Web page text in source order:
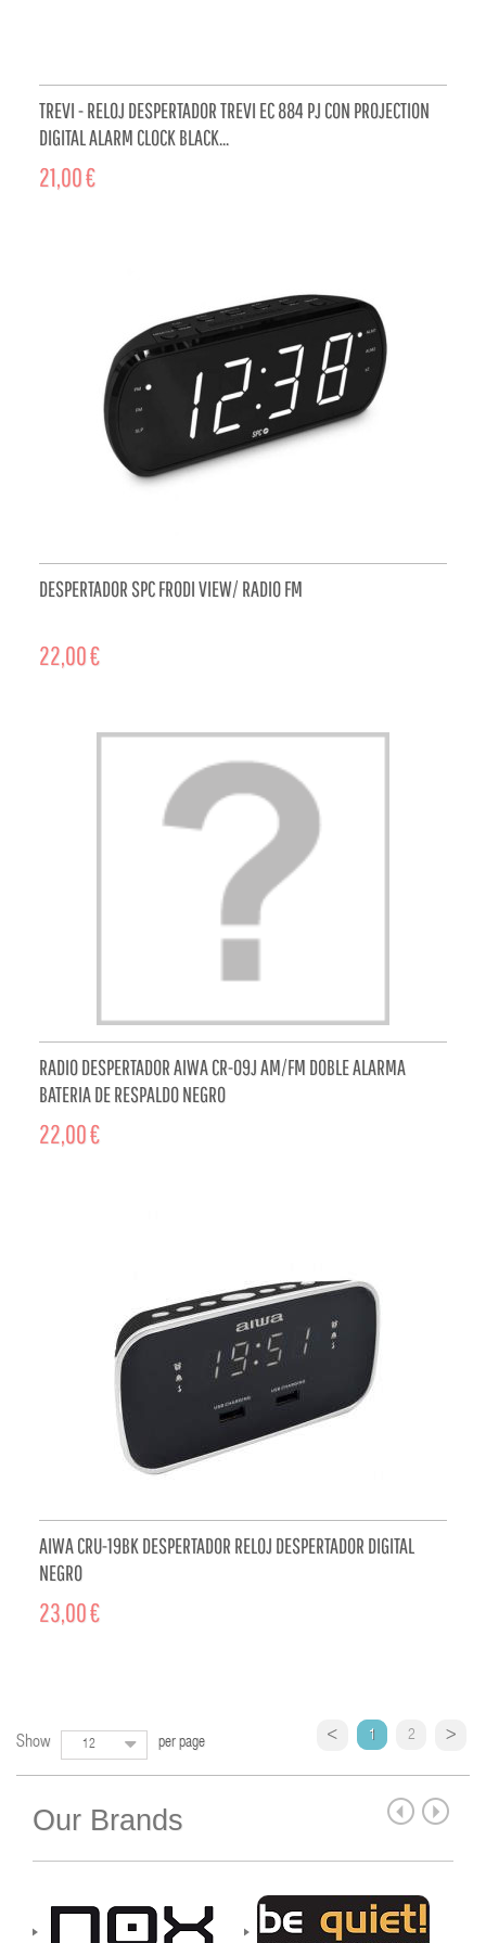
TREVI - RELOJ DESPERTADOR TREVI EC 884 PJ CON PROJECTION
DIGITAL ALARM CLOCK BLACK...
21,00 €
DESPERTADOR SPC FRODI VIEW/ RADIO FM
22,00 €
RADIO DESPERTADOR AIWA CR-09J AM/FM DOBLE ALARMA
BATERIA DE RESPALDO NEGRO
22,00 €
AIWA CRU-19BK DESPERTADOR RELOJ DESPERTADOR DIGITAL
NEGRO
23,00 €
Show 12 per page 1 2
Our Brands